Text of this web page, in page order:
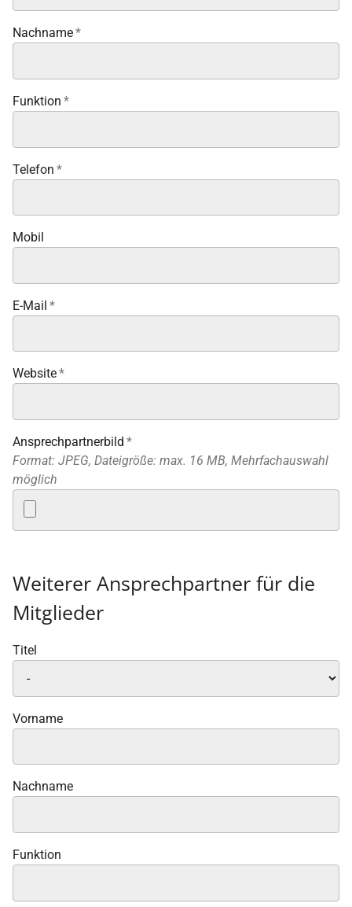
Nachname*
Funktion *
Telefon *
Mobil
E-Mail *
Website*
Ansprechpartnerbild *
Format: JPEG, Dateigröße: max. 16 MB, Mehrfachauswahl
möglich
Weiterer Ansprechpartner für die
Mitglieder
Titel
Vorname
Nachname
Funktion